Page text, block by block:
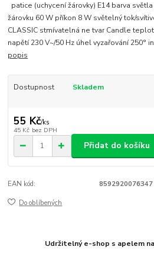
patice (uchycení žárovky) E14 barva
žárovku 60 W příkon 8 W světelný tok/
CLASSIC stmívatelná ne tvar Candle
napětí 230 V~/50 Hz úhel vyzařování 250°
popis
Dostupnost Skladem
55 Kč/ks
45 Kč bez DPH
Přidat do košíku
EAN kód: 8592920076347
Do oblíbených
Udržitelný e-shop s apelem